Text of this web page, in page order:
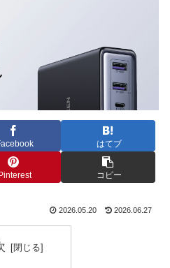
はてブ
コピー
2026.05.20 2026.06.27